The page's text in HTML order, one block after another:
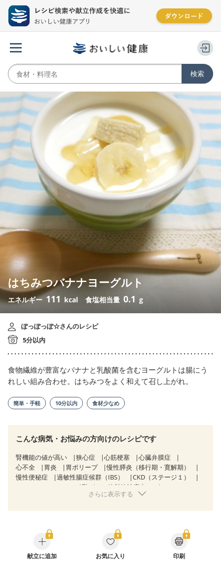
はちみつバナナヨーグルト
エネルギー 111 kcal 食塩相当量 0.1 g
ぽっぽっぽ☆さんのレシピ
5分以内
食物繊維が豊富なバナナと乳酸菌を含むヨーグルトは腸にう
れしい組み合わせ。はちみつをよく和えて召し上がれ。
簡単・手軽 10分以内 食材少なめ
こんな病気・お悩みの方向けのレシピです
腎機能の値が高い 狭心症 心筋梗塞
心臓弁膜症
心不全
胃炎 胃ポリープ
慢性膵炎（移行期・寛解期）
慢性便秘症
過敏性腸症候群（IBS）
CKD（ステージ１）
CKD（ステージ２）
乳がん（放射線治療中）
胃がん治療を終えた方・経過観察中の方
骨粗しょう症
関節リウマチ
フレイル（年齢に合わせた体作り）
さらに表示する
献立に追加 お気に入り 印刷